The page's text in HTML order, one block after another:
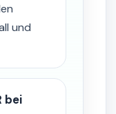
und
bei